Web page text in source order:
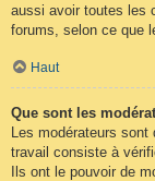
aussi avoir toutes les
forums, selon ce que
Haut
Que sont les
Les modérateurs sont
travail consiste à
Ils ont le pouvoir de